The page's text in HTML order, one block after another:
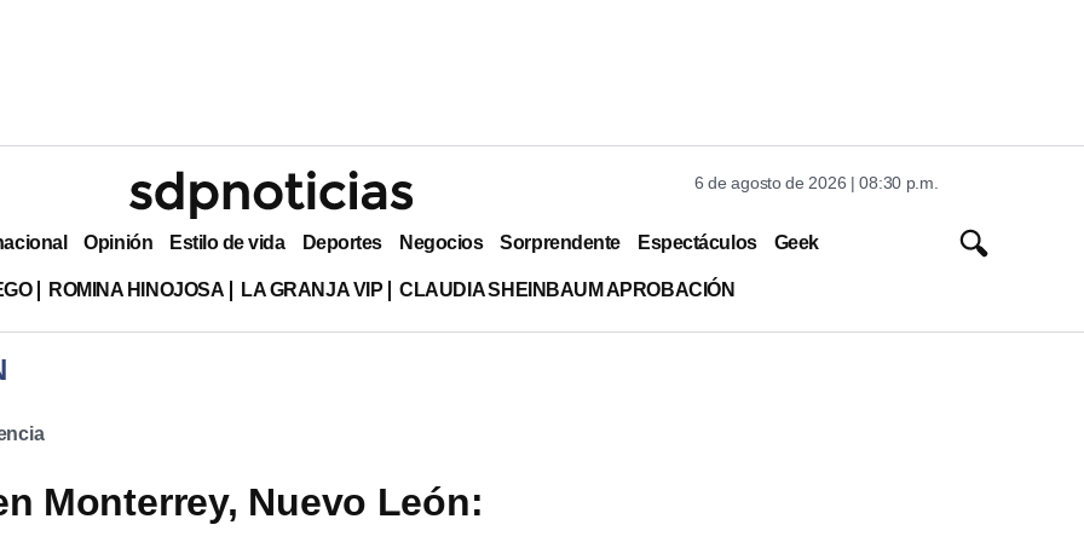
6 de agosto de 2026 | 08:30 p.m.
Opinión Estilo de vida Deportes Negocios Sorprendente Espectáculos Geek
ROMINA HINOJOSA LA GRANJA VIP CLAUDIA SHEINBAUM APROBACIÓN
Monterrey, Nuevo León: